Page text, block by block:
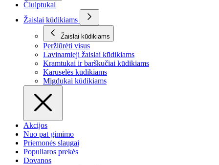
Čiulptukai
Žaislai kūdikiams
Žaislai kūdikiams
Peržiūrėti visus
Lavinamieji žaislai kūdikiams
Kramtukai ir barškučiai kūdikiams
Karuselės kūdikiams
Migdukai kūdikiams
Akcijos
Nuo pat gimimo
Priemonės slaugai
Populiaros prekės
Dovanos